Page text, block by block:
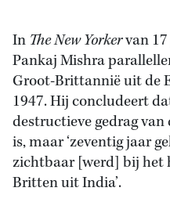
In TheNew Yorkervan
Pankaj Mishra
Groot-Brittannië uit de
1947. Hij concludeert
destructieve gedrag
is, maar ‘zeventig jaar
zichtbaar [werd] bij het
Britten uit India’.